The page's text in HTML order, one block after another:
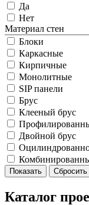
Да
Нет
Материал стен
Блоки
Каркасные
Кирпичные
Монолитные
SIP панели
Брус
Клееный брус
Двойной брус
Показать
Каталог